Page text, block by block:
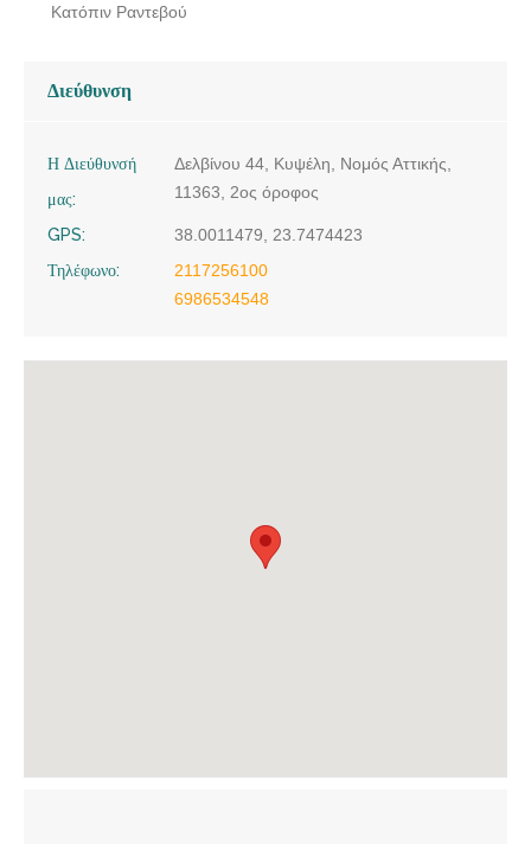
Κατόπιν Ραντεβού
Διεύθυνση
Η Διεύθυνσή
μας:
Δελβίνου 44, Κυψέλη, Νομός Αττικής,
11363, 2ος όροφος
GPS:
38.0011479, 23.7474423
Τηλέφωνο:
2117256100
6986534548